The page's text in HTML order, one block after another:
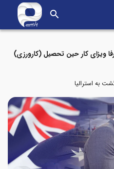
search
ویزای کار حین تحصیل (کارورزی)
به استرالیا